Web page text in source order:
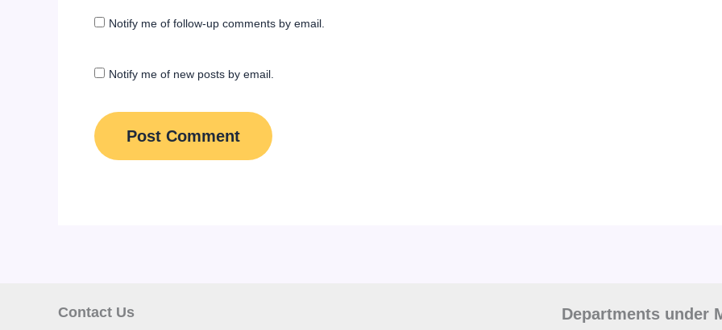
Notify me of follow-up comments by email.
Notify me of new posts by email.
Contact Us Departments under